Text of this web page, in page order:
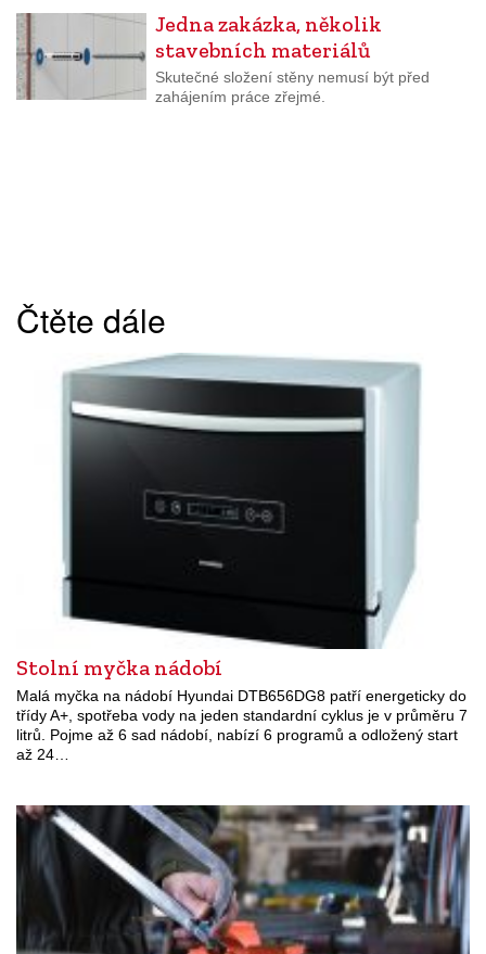
Jedna zakázka, několik
stavebních materiálů
Skutečné složení stěny nemusí být před
zahájením práce zřejmé.
Čtěte dále
Stolní myčka nádobí
Malá myčka na nádobí Hyundai DTB656DG8 patří energeticky do
třídy A+, spotřeba vody na jeden standardní cyklus je v průměru 7
litrů. Pojme až 6 sad nádobí, nabízí 6 programů a odložený start
až 24…